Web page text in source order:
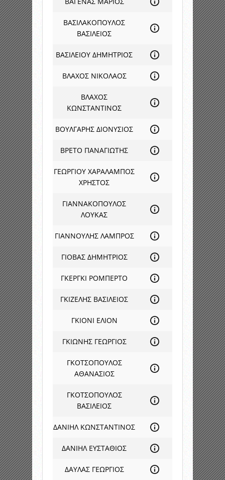
ΒΑΣΙΛΑΚΟΠΟΥΛΟΣ
ΒΑΣΙΛΕΙΟΣ
ΒΑΣΙΛΕΙΟΥ ΔΗΜΗΤΡΙΟΣ
ΒΛΑΧΟΣ ΝΙΚΟΛΑΟΣ
ΒΛΑΧΟΣ
ΚΩΝΣΤΑΝΤΙΝΟΣ
ΒΟΥΛΓΑΡΗΣ ΔΙΟΝΥΣΙΟΣ
ΒΡΕΤΟ ΠΑΝΑΓΙΩΤΗΣ
ΓΕΩΡΓΙΟΥ ΧΑΡΑΛΑΜΠΟΣ
ΧΡΗΣΤΟΣ
ΓΙΑΝΝΑΚΟΠΟΥΛΟΣ
ΛΟΥΚΑΣ
ΓΙΑΝΝΟΥΛΗΣ ΛΑΜΠΡΟΣ
ΓΙΟΒΑΣ ΔΗΜΗΤΡΙΟΣ
ΓΚΕΡΓΚΙ ΡΟΜΠΕΡΤΟ
ΓΚΙΖΕΛΗΣ ΒΑΣΙΛΕΙΟΣ
ΓΚΙΟΝΙ ΕΛΙΟΝ
ΓΚΙΩΝΗΣ ΓΕΩΡΓΙΟΣ
ΓΚΟΤΣΟΠΟΥΛΟΣ
ΑΘΑΝΑΣΙΟΣ
ΓΚΟΤΣΟΠΟΥΛΟΣ
ΒΑΣΙΛΕΙΟΣ
ΔΑΝΙΗΛ ΚΩΝΣΤΑΝΤΙΝΟΣ
ΔΑΝΙΗΛ ΕΥΣΤΑΘΙΟΣ
ΔΑΥΛΑΣ ΓΕΩΡΓΙΟΣ